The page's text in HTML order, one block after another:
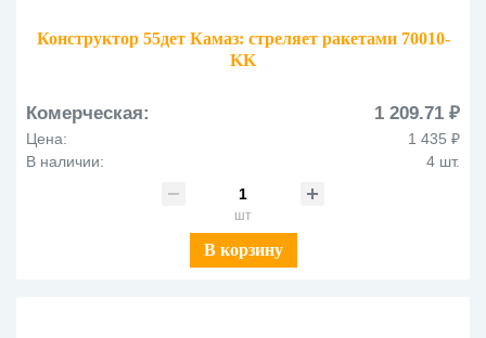
Конструктор 55дет Камаз: стреляет ракетами 70010-
KK
Комерческая: 1 209.71 ₽
Цена:
1 435 ₽
В наличии:
4 шт.
шт
В корзину